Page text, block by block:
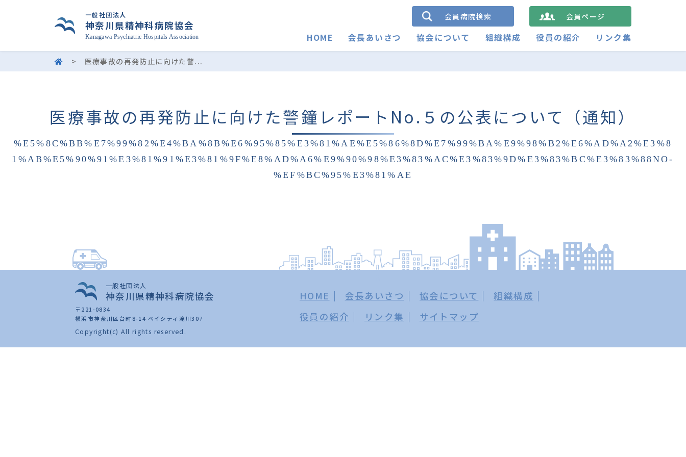
一般社団法人
神奈川県精神科病院協会
Kanagawa Psychiatric Hospitals Association
会員病院検索 会員ページ
HOME 会長あいさつ 協会について 組織構成 役員の紹介 リンク集
> 医療事故の再発防止に向けた警...
医療事故の再発防止に向けた警鐘レポートNo.５の公表について（通知）
%E5%8C%BB%E7%99%82%E4%BA%8B%E6%95%85%E3%81%AE%E5%86%8D%E7%99%BA%E9%98%B2%E6%AD%A2%E3%8
1%AB%E5%90%91%E3%81%91%E3%81%9F%E8%AD%A6%E9%90%98%E3%83%AC%E3%83%9D%E3%83%BC%E3%83%88NO-
%EF%BC%95%E3%81%AE
一般社団法人
神奈川県精神科病院協会
〒221-0834
横浜市神奈川区台町8-14 ベイシティ滝川307
Copyright(c) All rights reserved.
HOME 会長あいさつ 協会について
組織構成
役員の紹介
リンク集 サイトマップ